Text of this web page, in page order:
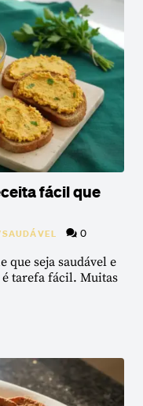
fácil que
SAUDÁVEL 0
que seja saudável e
tarefa fácil. Muitas